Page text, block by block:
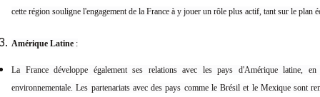
cette région souligne l'engagement de la France à y jouer un rôle plus actif, tant sur le plan
Amérique Latine :
La France développe également ses relations avec les pays d'Amérique latine,
environnementale. Les partenariats avec des pays comme le Brésil et le Mexique sont